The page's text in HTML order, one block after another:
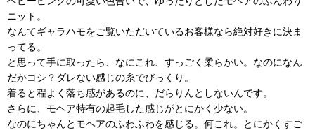
ニット。
なんてギャラハモをご覧いただいているお客様なら絶対好きに決ま
ってる。
と思って手に取ったら、なにこれ、すっごく柔らかい。なのになん
だかコシ？ダレない感じの糸でびっくり。
着ると程よく落ち感があるのに、だらりんとしないんです。
さらに、モヘア特有の起毛した感じがとにかく少ない。
なのにちゃんとモヘアのふわふわを感じる。何これ。とにかくすご